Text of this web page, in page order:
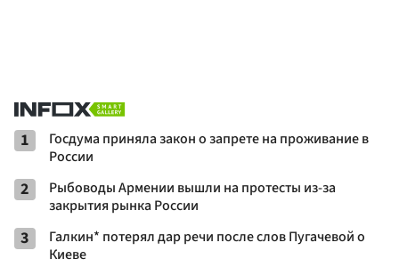
1
Госдума приняла закон о запрете на проживание в
России
2
Рыбоводы Армении вышли на протесты из-за
закрытия рынка России
3
Галкин* потерял дар речи после слов Пугачевой о
Киеве